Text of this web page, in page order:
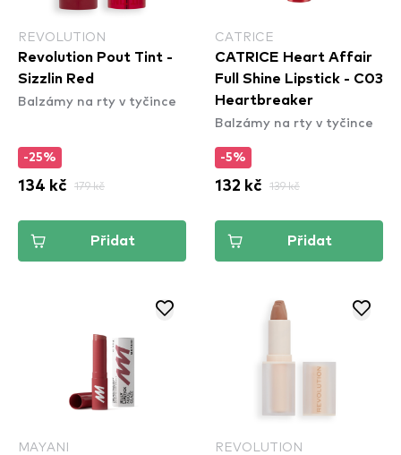
REVOLUTION
Revolution Pout Tint -
Sizzlin Red
Balzámy na rty v tyčince
-25%
134 kč 179 kč
Přidat
CATRICE
CATRICE Heart Affair
Full Shine Lipstick - C03
Heartbreaker
Balzámy na rty v tyčince
-5%
132 kč 139 kč
Přidat
MAYANI REVOLUTION